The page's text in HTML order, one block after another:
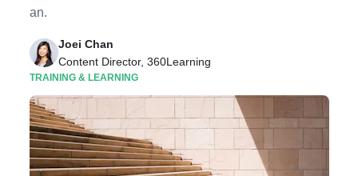
an.
Joei Chan
Content Director, 360Learning
TRAINING & LEARNING